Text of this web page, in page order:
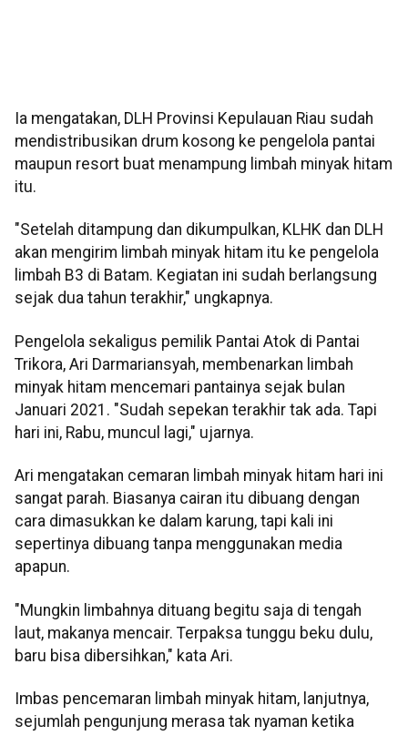
Ia mengatakan, DLH Provinsi Kepulauan Riau sudah
mendistribusikan drum kosong ke pengelola pantai
maupun resort buat menampung limbah minyak hitam
itu.
"Setelah ditampung dan dikumpulkan, KLHK dan DLH
akan mengirim limbah minyak hitam itu ke pengelola
limbah B3 di Batam. Kegiatan ini sudah berlangsung
sejak dua tahun terakhir," ungkapnya.
Pengelola sekaligus pemilik Pantai Atok di Pantai
Trikora, Ari Darmariansyah, membenarkan limbah
minyak hitam mencemari pantainya sejak bulan
Januari 2021. "Sudah sepekan terakhir tak ada. Tapi
hari ini, Rabu, muncul lagi," ujarnya.
Ari mengatakan cemaran limbah minyak hitam hari ini
sangat parah. Biasanya cairan itu dibuang dengan
cara dimasukkan ke dalam karung, tapi kali ini
sepertinya dibuang tanpa menggunakan media
apapun.
"Mungkin limbahnya dituang begitu saja di tengah
laut, makanya mencair. Terpaksa tunggu beku dulu,
baru bisa dibersihkan," kata Ari.
Imbas pencemaran limbah minyak hitam, lanjutnya,
sejumlah pengunjung merasa tak nyaman ketika